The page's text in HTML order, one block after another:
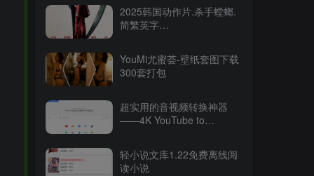
2025韩国动作片.杀手螳螂.
简繁英字
DL.DDP5.1.Atmos.HDR.H.26515.94GB
YouMi尤蜜荟-壁纸套图下载
300套打包
超实用的音视频转换神器
——4K YouTube to
轻小说文库1.22免费离线阅
读小说